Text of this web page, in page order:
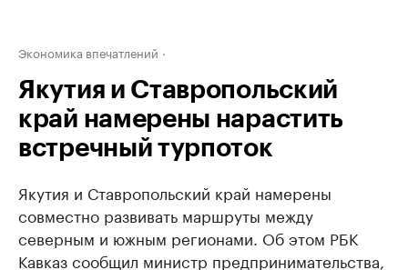
Экономика впечатлений
Якутия и Ставропольский
край намерены нарастить
встречный турпоток
Якутия и Ставропольский край намерены
совместно развивать маршруты между
северным и южным регионами. Об этом РБК
Кавказ сообщил министр предпринимательства,